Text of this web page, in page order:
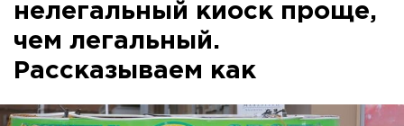
нелегальный киоск проще,
чем легальный.
Рассказываем как